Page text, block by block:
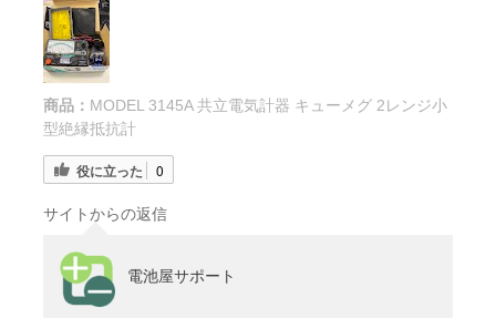
商品： MODEL 3145A 共立電気計器 キューメグ 2レンジ小
型絶縁抵抗計
役に立った 0
サイトからの返信
電池屋サポート